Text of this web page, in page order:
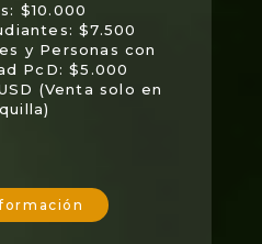
$10.000
$7.500
y Personas con
PcD: $5.000
(Venta solo en